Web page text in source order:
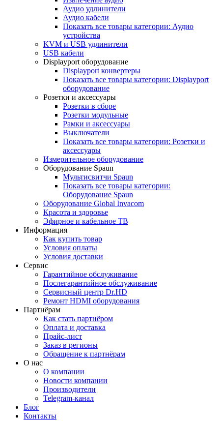
Аудио удлинители
Аудио кабели
Показать все товары категории: Аудио
устройства
KVM и USB удлинители
USB кабели
Displayport оборудование
Displayport конвертеры
Показать все товары категории: Displayport
оборудование
Розетки и аксессуары
Розетки в сборе
Розетки модульные
Рамки и аксессуары
Выключатели
Показать все товары категории: Розетки и
аксессуары
Измерительное оборудование
Оборудование Spaun
Мультисвитчи Spaun
Показать все товары категории:
Оборудование Spaun
Оборудование Global Invacom
Красота и здоровье
Эфирное и кабельное ТВ
Информация
Как купить товар
Условия оплаты
Условия доставки
Сервис
Гарантийное обслуживание
Послегарантийное обслуживание
Сервисный центр Dr.HD
Ремонт HDMI оборудования
Партнёрам
Как стать партнёром
Оплата и доставка
Прайс-лист
Заказ в регионы
Обращение к партнёрам
О нас
О компании
Новости компании
Производители
Telegram-канал
Блог
Контакты